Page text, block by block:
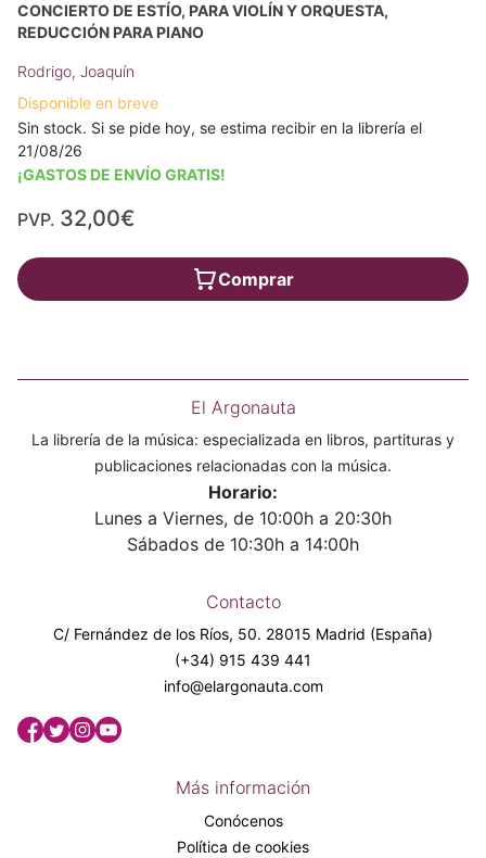
CONCIERTO DE ESTÍO, PARA VIOLÍN Y ORQUESTA,
REDUCCIÓN PARA PIANO
Rodrigo, Joaquín
Disponible en breve
Sin stock. Si se pide hoy, se estima recibir en la librería el
21/08/26
¡GASTOS DE ENVÍO GRATIS!
PVP. 32,00€
Comprar
El Argonauta
La librería de la música: especializada en libros, partituras y
publicaciones relacionadas con la música.
Horario:
Lunes a Viernes, de 10:00h a 20:30h
Sábados de 10:30h a 14:00h
Contacto
C/ Fernández de los Ríos, 50. 28015 Madrid (España)
(+34) 915 439 441
info@elargonauta.com
Más información
Conócenos
Política de cookies